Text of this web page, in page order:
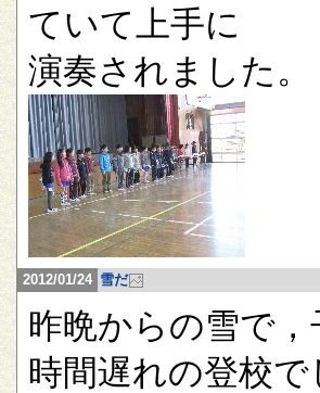
ていて上手に
演奏されました。
2012/01/24 雪だ
昨晩からの雪で
時間遅れの登校で